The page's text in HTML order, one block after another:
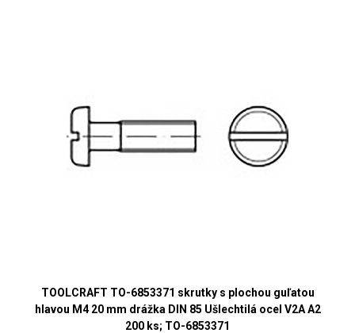
TOOLCRAFT TO-6853371 skrutky s plochou guľatou
hlavou M4 20 mm drážka DIN 85 Ušlechtilá ocel V2A A2
200 ks; TO-6853371